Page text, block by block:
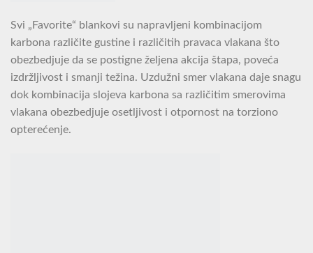
Svi „Favorite“ blankovi su napravljeni kombinacijom
karbona različite gustine i različitih pravaca vlakana što
obezbedjuje da se postigne željena akcija štapa, poveća
izdržljivost i smanji težina. Uzdužni smer vlakana daje snagu
dok kombinacija slojeva karbona sa različitim smerovima
vlakana obezbedjuje osetljivost i otpornost na torziono
opterećenje.